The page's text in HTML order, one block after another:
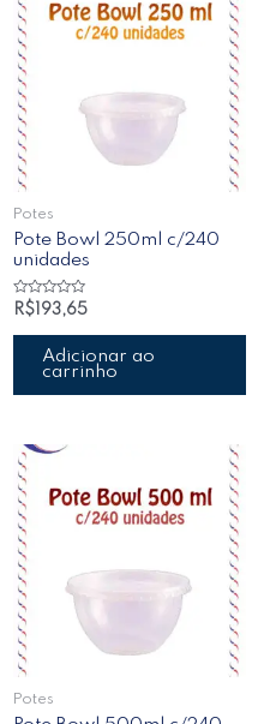
Potes
Pote Bowl 250ml c/240
unidades
Avaliação
0
de
R$ 193,65
Adicionar ao
carrinho
Potes